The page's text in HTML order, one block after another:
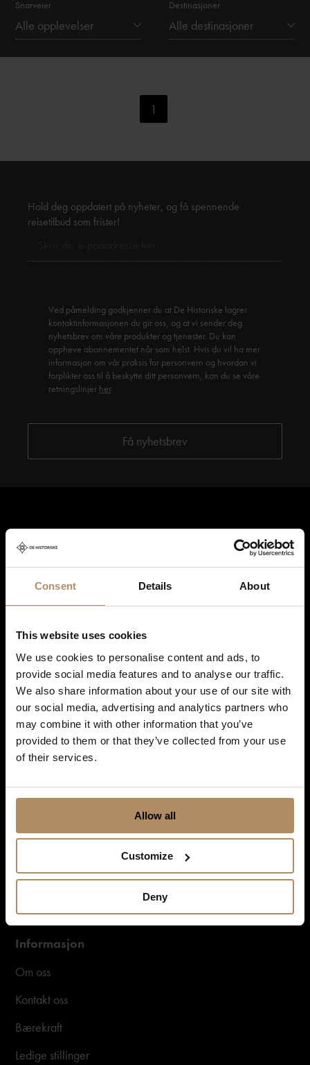
Consent Details About
This website uses cookies
We use cookies to personalise content and ads, to
provide social media features and to analyse our traffic.
We also share information about your use of our site with
our social media, advertising and analytics partners who
may combine it with other information that you’ve
provided to them or that they’ve collected from your use
of their services.
Allow all
Customize
Deny
Snarveier
Alle opplevelser
Destinasjoner
Alle destinasjoner
1
Hold deg oppdatert på nyheter, og få spennende
reisetilbud som frister!
Ved påmelding godkjenner du at De Historiske lagrer
kontaktinformasjonen du gir oss, og at vi sender deg
nyhetsbrev om våre produkter og tjenester. Du kan
oppheve abonnementet når som helst. Hvis du vil ha mer
informasjon om vår praksis for personvern og hvordan vi
forplikter oss til å beskytte ditt personvern, kan du se våre
retningslinjer her.
Snarveier
Destinasjoner
Hoteller
Spisesteder
Opplevelser og kortferier
Selskap og bryllup
DH Insider
konferanse
Informasjon
Om oss
Kontakt oss
Bærekraft
Ledige stillinger